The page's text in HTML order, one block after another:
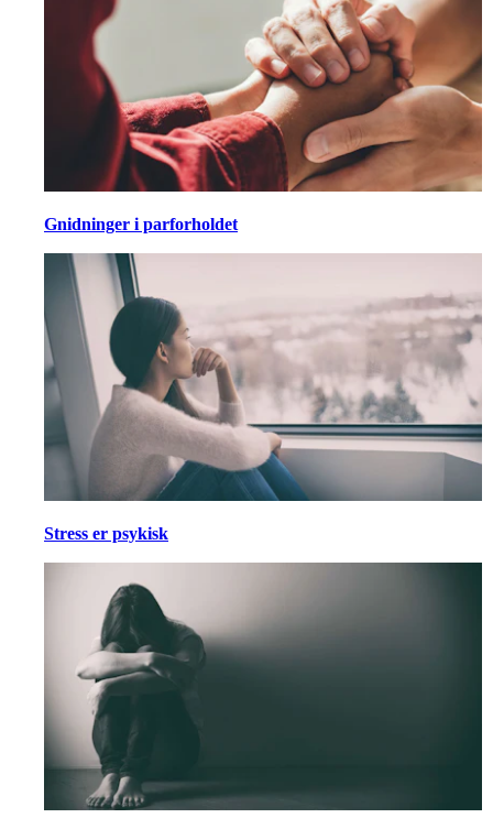
Gnidninger i parforholdet
Stress er psykisk